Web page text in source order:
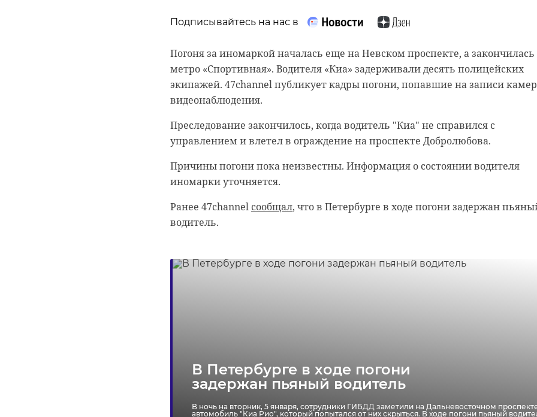
Подписывайтесь на нас в
Погоня за иномаркой началась еще на Невском проспекте, а закончилась
метро «Спортивная». Водителя «Киа» задерживали десять полицейских
экипажей. 47channel публикует кадры погони, попавшие на записи камер
видеонаблюдения.
Преследование закончилось, когда водитель "Киа" не справился с
управлением и влетел в ограждение на проспекте Добролюбова.
Причины погони пока неизвестны. Информация о состоянии водителя
иномарки уточняется.
Ранее 47channel сообщал, что в Петербурге в ходе погони задержан
водитель.
В Петербурге в ходе погони
задержан пьяный водитель
В ночь на вторник, 5 января, сотрудники ГИБДД заметили на Дальневосточном
автомобиль "Киа Рио", который попытался от них скрыться. В ходе погони пьяный
Сейчас расчищают рамы, снимают старый слой краски. Реставрируют
уникальные витражи в морском стиле. Впереди шпаклевка дома,
пенькой, антибиологическая и противопожарная обработка.
усадьба